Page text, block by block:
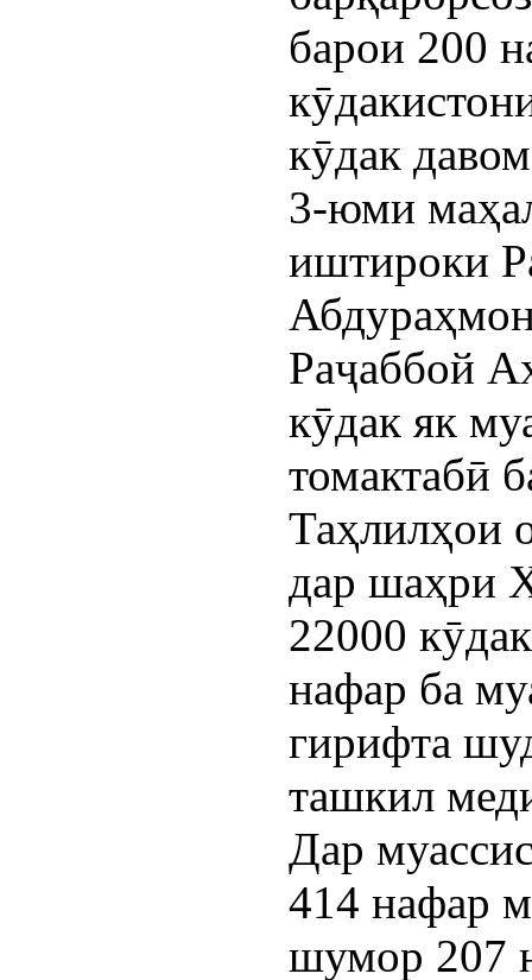
барои 200
кӯдак
3-юми
иштироки
Раҷаббой
кӯдак як
томактабӣ
Таҳлилҳои
дар шаҳри
22000
нафар ба
гирифта
ташкил
Дар
414 нафар
шумор 207